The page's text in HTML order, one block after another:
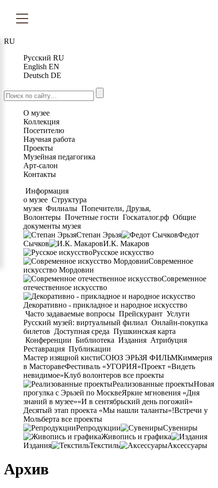
RU
Русский RU
English EN
Deutsch DE
О музее
Коллекция
Посетителю
Научная работа
Проекты
Музейная педагогика
Арт-салон
Контакты
Информация
о музее Структура
музея Филиалы Попечители, Друзья,
Волонтеры Почетные гости Госкаталог.рф Общие
документы музея
Степан Эрьзя
Федот
Сычков
И.К. Макаров
Русское искусство
Современное
искусство Мордовии
Современное
отечественное искусство
Декоративно - прикладное и народное искусство
Часто задаваемые вопросы Прейскурант Услуги
Русский музей: виртуальный филиал Онлайн-покупка
билетов Доступная среда Пушкинская карта
Конференции Библиотека Издания Атрибуция
Реставрация Публикации
Мастер изящной кистиСОЮЗ ЭРЬЗЯ ФИЛЬМКиммерия
в МасторавеФестиваль «УГОРИЯ»Проект «Видеть
невидимое»Клуб волонтеров все проекты
Реализованные проектыНовая
прогулка с Эрьзей по МосквеЯркие мгновения «Дня
знаний в музее»«И в сентябрьский день погожий»
Десятый этап проекта «Мы нашли таланты»!Встречи у
Мольберта все проекты
Репродукции
Сувениры
Живопись и графика
Издания
Текстиль Аксессуары
Архив